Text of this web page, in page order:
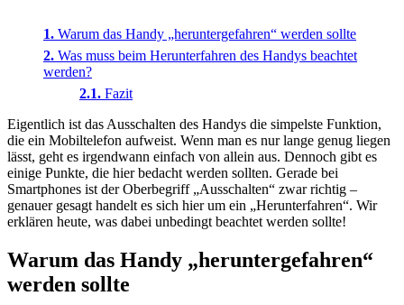
Warum das Handy „heruntergefahren“ werden sollte
Was muss beim Herunterfahren des Handys beachtet
werden?
Fazit
Eigentlich ist das Ausschalten des Handys die simpelste Funktion,
die ein Mobiltelefon aufweist. Wenn man es nur lange genug liegen
lässt, geht es irgendwann einfach von allein aus. Dennoch gibt es
einige Punkte, die hier bedacht werden sollten. Gerade bei
Smartphones ist der Oberbegriff „Ausschalten“ zwar richtig –
genauer gesagt handelt es sich hier um ein „Herunterfahren“. Wir
erklären heute, was dabei unbedingt beachtet werden sollte!
Warum das Handy „heruntergefahren“
werden sollte